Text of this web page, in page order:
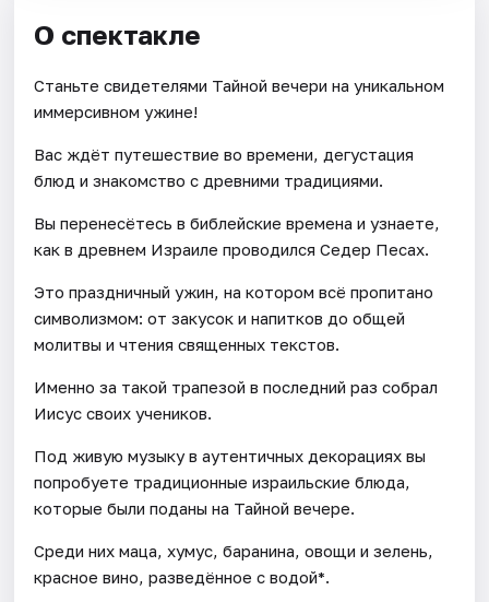
О спектакле
Станьте свидетелями Тайной вечери на уникальном
иммерсивном ужине!
Вас ждёт путешествие во времени, дегустация
блюд и знакомство с древними традициями.
Вы перенесётесь в библейские времена и узнаете,
как в древнем Израиле проводился Седер Песах.
Это праздничный ужин, на котором всё пропитано
символизмом: от закусок и напитков до общей
молитвы и чтения священных текстов.
Именно за такой трапезой в последний раз собрал
Иисус своих учеников.
Под живую музыку в аутентичных декорациях вы
попробуете традиционные израильские блюда,
которые были поданы на Тайной вечере.
Среди них маца, хумус, баранина, овощи и зелень,
красное вино, разведённое с водой*.